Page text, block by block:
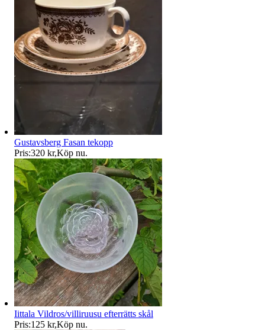
Gustavsberg Fasan tekopp
Pris:320 kr,Köp nu.
Iittala Vildros/villiruusu efterrätts skål
Pris:125 kr,Köp nu.